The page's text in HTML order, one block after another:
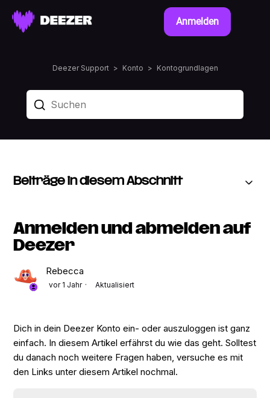
Anmelden
Deezer Support Konto Kontogrundlagen
Beiträge in diesem Abschnitt
Anmelden und abmelden auf
Deezer
Rebecca
vor 1 Jahr Aktualisiert
Dich in dein Deezer Konto ein- oder auszuloggen ist ganz
einfach. In diesem Artikel erfährst du wie das geht. Solltest
du danach noch weitere Fragen haben, versuche es mit
den Links unter diesem Artikel nochmal.